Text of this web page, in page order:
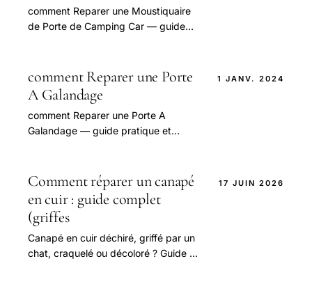
comment Reparer une Moustiquaire
de Porte de Camping Car — guide
comment Reparer une Porte
A Galandage
comment Reparer une Porte A
Galandage — guide pratique et
1 JANV. 2024
Comment réparer un canapé
en cuir : guide complet
(griffes
Canapé en cuir déchiré, griffé par un
chat, craquelé ou décoloré ? Guide de
17 JUIN 2026